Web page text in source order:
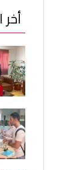
أخر